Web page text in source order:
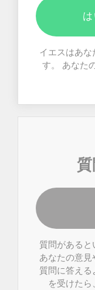
イエスはあな
す。 あなた
質問があると
あなたの意
質問に答え
を受けたら